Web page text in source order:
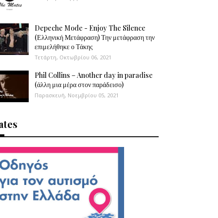
Depeche Mode - Enjoy The Silence
(Ελληνική Μετάφραση) Την μετάφραση την
επιμελήθηκε ο Τάκης
Τετάρτη, Οκτωβρίου 06, 2021
Phil Collins – Another day in paradise
(άλλη μια μέρα στον παράδεισο)
Παρασκευή, Νοεμβρίου 05, 2021